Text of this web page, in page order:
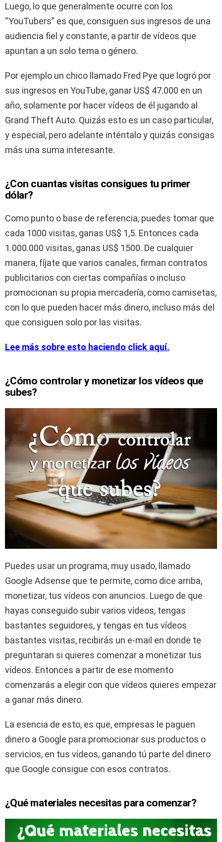
Luego, lo que generalmente ocurre con los
“YouTubers” es que, consiguen sus ingresos de una
audiencia fiel y constante, a partir de vídeos que
apuntan a un solo tema o género.
Por ejemplo un chico llamado Fred Pye que logró por
sus ingresos en YouTube, ganar US$ 47.000 en un
año, solamente por hacer vídeos de él jugando al
Grand Theft Auto. Quizás esto es un caso particular,
y especial, pero adelante inténtalo y quizás consigas
más una suma interesante.
¿Con cuantas visitas consigues tu primer
dólar?
Como punto o base de referencia, puedes tomar que
cada 1000 visitas, ganas US$ 1,5. Entonces cada
1.000.000 visitas, ganas US$ 1500. De cualquier
manera, fíjate que varios canales, firman contratos
publicitarios con ciertas compañías o incluso
promocionan su propia mercadería, como camisetas,
con lo que pueden hacer más dinero, incluso más del
que consiguen solo por las visitas.
Lee más sobre esto haciendo click aquí.
¿Cómo controlar y monetizar los vídeos que
subes?
Puedes usar un programa, muy usado, llamado
Google Adsense que te permite, como dice arriba,
monetizar, tus vídeos con anuncios. Luego de que
hayas conseguido subir varios vídeos, tengas
bastantes seguidores, y tengas en tus vídeos
bastantes visitas, recibirás un e-mail en donde te
preguntaran si quieres comenzar a monetizar tus
vídeos. Entonces a partir de ese momento
comenzarás a elegir con que vídeos quieres empezar
a ganar más dinero.
La esencia de esto, es que, empresas le paguen
dinero a Google para promocionar sus productos o
servicios, en tus vídeos, ganando tú parte del dinero
que Google consigue con esos contratos.
¿Qué materiales necesitas para comenzar?